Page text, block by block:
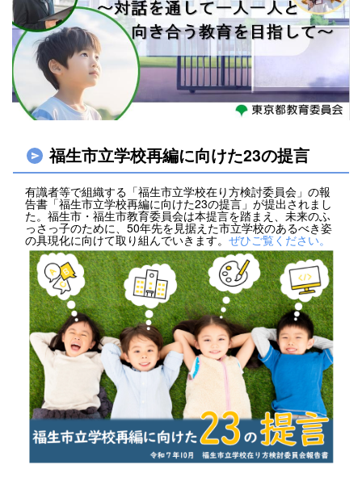
福生市立学校再編に向けた23の提言
有識者等で組織する「福生市立学校在り方検討委員会」の報
告書「福生市立学校再編に向けた23の提言」が提出されまし
た。福生市・福生市教育委員会は本提言を踏まえ、未来のふ
っさっ子のために、50年先を見据えた市立学校のあるべき姿
の具現化に向けて取り組んでいきます。 ぜひご覧ください。